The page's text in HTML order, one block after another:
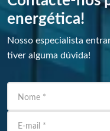
energética!
Nosso especialista
tiver alguma dúvida!
Nome *
E-mail *